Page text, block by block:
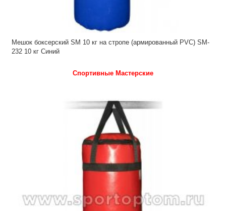
Мешок боксерский SM 10 кг на стропе (армированный PVC) SM-
232 10 кг Синий
Спортивные Мастерские